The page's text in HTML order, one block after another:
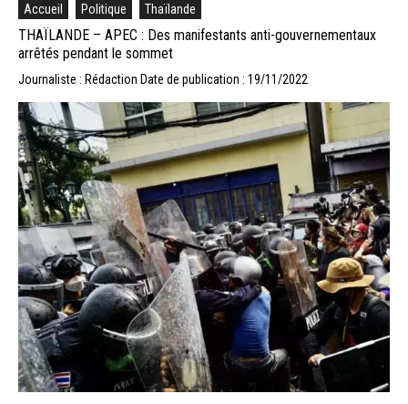
Accueil Politique Thaïlande
THAÏLANDE – APEC : Des manifestants anti-gouvernementaux
arrêtés pendant le sommet
Journaliste : Rédaction Date de publication : 19/11/2022